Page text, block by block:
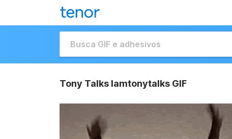
Tony Talks Iamtonytalks GIF